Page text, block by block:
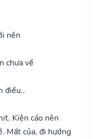
nên
chưa về
điều..
Kiện cáo nên
Mất của, đi hướng